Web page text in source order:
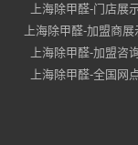
上海除甲醛-门店展
上海除甲醛-加盟商展
上海除甲醛-加盟咨
上海除甲醛-全国网